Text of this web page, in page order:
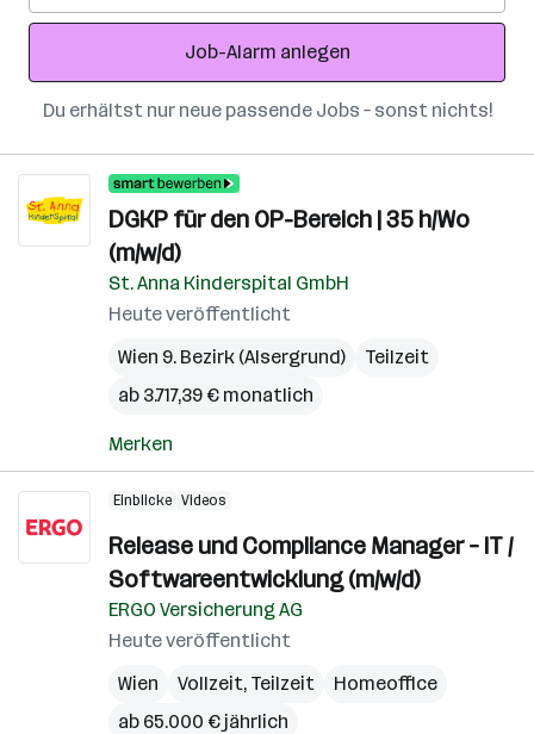
Adresse
Job-Alarm anlegen
Du erhältst nur neue passende Jobs – sonst nichts!
DGKP für den OP-Bereich | 35 h/Wo
(m/w/d)
St. Anna Kinderspital GmbH
Heute veröffentlicht
Wien 9. Bezirk (Alsergrund)
Teilzeit
ab 3.717,39 € monatlich
Merken
Einblicke Videos
Release und Compliance Manager – IT /
Softwareentwicklung (m/w/d)
ERGO Versicherung AG
Heute veröffentlicht
Wien
Vollzeit, Teilzeit
Homeoffice
ab 65.000 € jährlich